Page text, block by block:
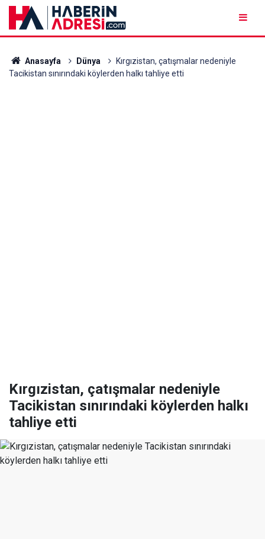
Anasayfa Dünya
Kırgızistan, çatışmalar nedeniyle
Tacikistan sınırındaki köylerden halkı tahliye etti
Kırgızistan, çatışmalar nedeniyle
Tacikistan sınırındaki köylerden halkı
tahliye etti